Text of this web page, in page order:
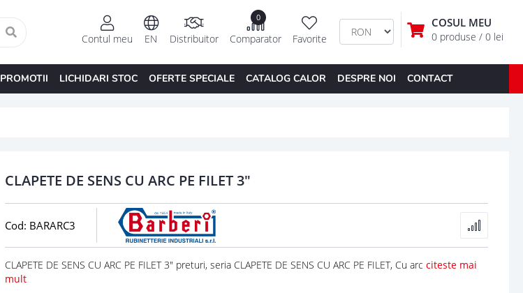
COSUL MEU
0 produse / 0 lei
Favorite
0
Comparator
Distribuitor
EN
Contul meu
PROMOTII LICHIDARI STOC OFERTE SPECIALE CATALOG CALOR DESPRE NOI CONTACT
CLAPETE DE SENS CU ARC PE FILET 3"
Cod: BARARC3
CLAPETE DE SENS CU ARC PE FILET 3" preturi, seria CLAPETE DE SENS CU ARC PE FILET, Cu arc citeste mai
mult